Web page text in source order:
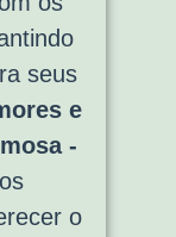
seus
e
-
o